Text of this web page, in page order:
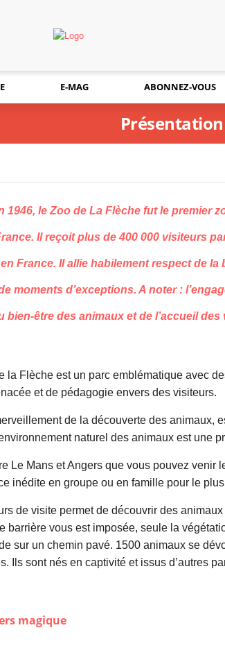
E-MAG ABONNEZ-VOUS
Présentation
1946, le Zoo de La Flèche fut le premier
Il reçoit plus de 400 000 visiteurs
France. Il allie habilement respect de
moments d’exceptions. A noter :
bien-être des animaux et de l’accueil des
la Flèche est un parc emblématique avec
et de pédagogie envers des visiteurs.
de la découverte des animaux,
naturel des animaux est une
Le Mans et Angers que vous pouvez venir
inédite en groupe ou en famille pour le
de visite permet de découvrir des animaux
barrière vous est imposée, seule la
sur un chemin pavé. 1500 animaux se
Ils sont nés en captivité et issus d’autres
magique